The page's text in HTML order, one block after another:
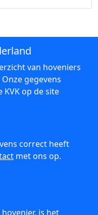
van hoveniers
gegevens
op de site
correct heeft
met ons op.
is het